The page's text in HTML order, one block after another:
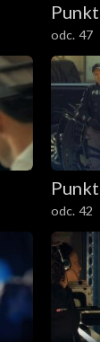
odc. 47
odc. 42